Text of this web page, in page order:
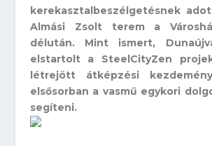
kerekasztalbeszélgetésnek
Almási Zsolt terem a
délután. Mint ismert,
elstartolt a SteelCityZen
létrejött átképzési
elsősorban a vasmű egykori
segíteni.